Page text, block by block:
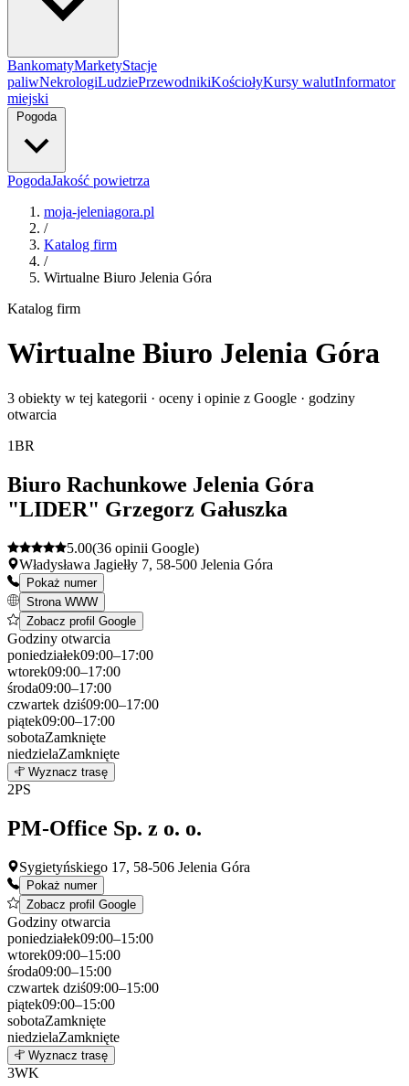
BankomatyMarketyStacje
paliwNekrologiLudziePrzewodnikiKościołyKursy walutInformator
miejski
Pogoda
PogodaJakość powietrza
moja-jeleniagora.pl
/
Katalog firm
/
Wirtualne Biuro Jelenia Góra
Katalog firm
Wirtualne Biuro Jelenia Góra
3 obiekty w tej kategorii · oceny i opinie z Google · godziny
otwarcia
1BR
Biuro Rachunkowe Jelenia Góra
"LIDER" Grzegorz Gałuszka
5.00(36 opinii Google)
Władysława Jagiełły 7, 58-500 Jelenia Góra
Pokaż numer
Strona WWW
Zobacz profil Google
Godziny otwarcia
poniedziałek09:00–17:00
wtorek09:00–17:00
środa09:00–17:00
czwartek dziś09:00–17:00
piątek09:00–17:00
sobotaZamknięte
niedzielaZamknięte
+
Wyznacz trasę
2PS
PM-Office Sp. z o. o.
Sygietyńskiego 17, 58-506 Jelenia Góra
Pokaż numer
Zobacz profil Google
Godziny otwarcia
poniedziałek09:00–15:00
wtorek09:00–15:00
środa09:00–15:00
czwartek dziś09:00–15:00
piątek09:00–15:00
sobotaZamknięte
niedzielaZamknięte
+
Wyznacz trasę
3WK